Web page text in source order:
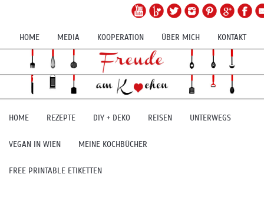
HOME MEDIA KOOPERATION ÜBER MICH KONTAKT
HOME REZEPTE DIY + DEKO REISEN UNTERWEGS
VEGAN IN WIEN MEINE KOCHBÜCHER
FREE PRINTABLE ETIKETTEN